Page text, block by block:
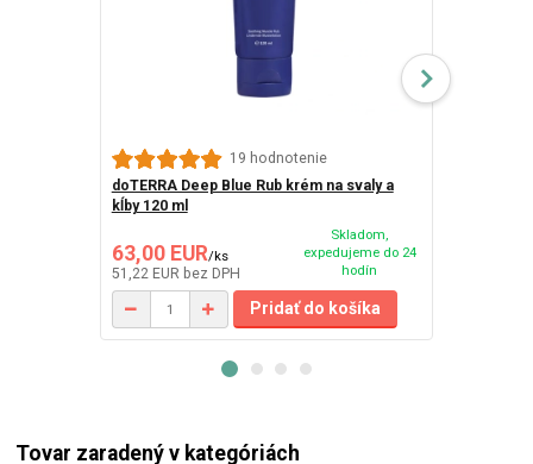
19 hodnotenie
doTERRA Deep Blue Rub krém na svaly a
kĺby 120 ml
63,00 EUR/ks
51,22 EUR bez DPH
Skladom,
expedujeme do 24
hodín
Pridať do košíka
Tovar zaradený v kategóriách